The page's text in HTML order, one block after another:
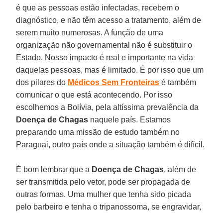
é que as pessoas estão infectadas, recebem o
diagnóstico, e não têm acesso a tratamento, além de
serem muito numerosas. A função de uma
organização não governamental não é substituir o
Estado. Nosso impacto é real e importante na vida
daquelas pessoas, mas é limitado. É por isso que um
dos pilares do Médicos Sem Fronteiras é também
comunicar o que está acontecendo. Por isso
escolhemos a Bolívia, pela altíssima prevalência da
Doença de Chagas naquele país. Estamos
preparando uma missão de estudo também no
Paraguai, outro país onde a situação também é difícil.
É bom lembrar que a Doença de Chagas, além de
ser transmitida pelo vetor, pode ser propagada de
outras formas. Uma mulher que tenha sido picada
pelo barbeiro e tenha o tripanossoma, se engravidar,